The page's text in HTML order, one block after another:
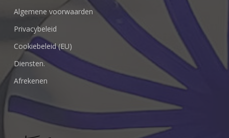
Algemene voorwaarden
Privacybeleid
Cookiebeleid (EU)
Diensten.
Afrekenen